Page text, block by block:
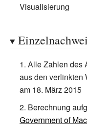
Visualisierung
Alle Zahlen des
aus den verlinkten
am 18. März 2015
Berechnung
Government of